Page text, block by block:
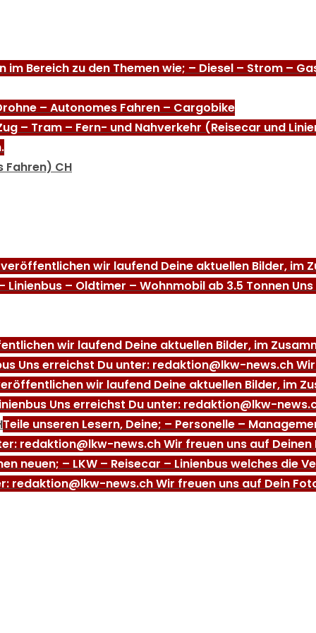
im Bereich zu den Themen wie; – Diesel – Strom –
– Autonomes Fahren – Cargobike
– Tram – Fern- und Nahverkehr (Reisecar und
CH
wir laufend Deine aktuellen Bilder, im
Linienbus – Oldtimer – Wohnmobil ab 3.5 Tonnen
wir laufend Deine aktuellen Bilder, im
Uns erreichst Du unter: redaktion@lkw-news.ch
wir laufend Deine aktuellen Bilder, im
Uns erreichst Du unter: redaktion@lkw-
Teile unseren Lesern, Deine; – Personelle –
redaktion@lkw-news.ch Wir freuen uns auf Deinen
neuen; – LKW – Reisecar – Linienbus welches
redaktion@lkw-news.ch Wir freuen uns auf Dein